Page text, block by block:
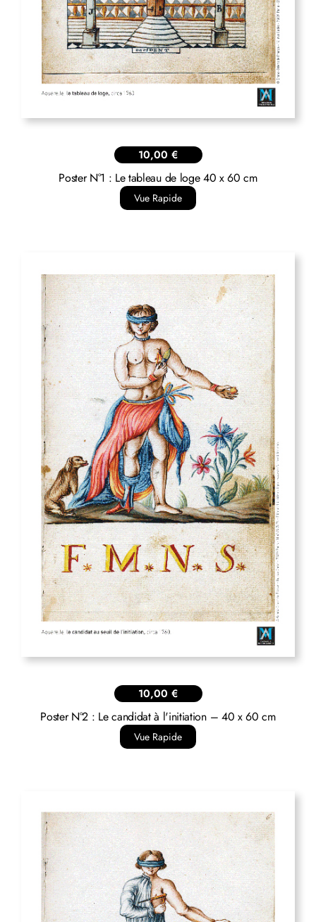
10,00 €
Poster N°1 : Le tableau de loge 40 x 60 cm
Vue Rapide
10,00 €
Poster N°2 : Le candidat à l'initiation – 40 x 60 cm
Vue Rapide